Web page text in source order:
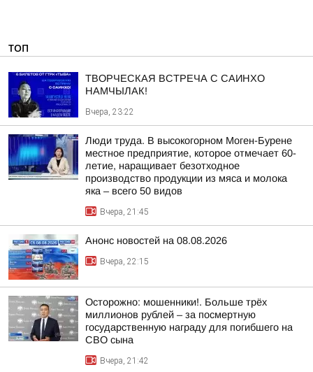
ТОП
ТВОРЧЕСКАЯ ВСТРЕЧА С САИНХО
НАМЧЫЛАК!
Вчера, 23:22
Люди труда. В высокогорном Моген-Бурене
местное предприятие, которое отмечает 60-
летие, наращивает безотходное
производство продукции из мяса и молока
яка – всего 50 видов
Вчера, 21:45
Анонс новостей на 08.08.2026
Вчера, 22:15
Осторожно: мошенники!. Больше трёх
миллионов рублей – за посмертную
государственную награду для погибшего на
СВО сына
Вчера, 21:42